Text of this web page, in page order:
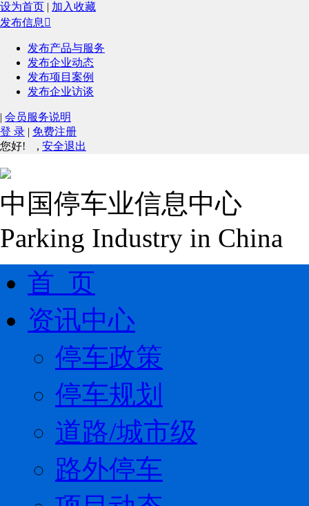
设为首页 | 加入收藏
发布信息 
发布产品与服务
发布企业动态
发布项目案例
发布企业访谈
| 会员服务说明
登 录 | 免费注册
您好!
, 安全退出
中国停车业信息中心
Parking Industry in China
首 页
资讯中心
停车政策
停车规划
道路/城市级
路外停车